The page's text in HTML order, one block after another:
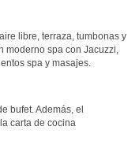
libre, terraza, tumbonas y
moderno spa con Jacuzzi,
spa y masajes.
bufet. Además, el
carta de cocina